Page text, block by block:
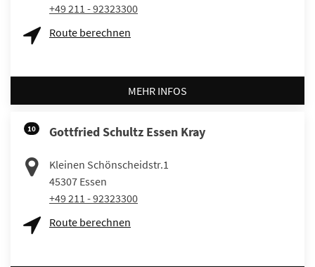
+49 211 - 92323300
Route berechnen
MEHR INFOS
10 Gottfried Schultz Essen Kray
Kleinen Schönscheidstr.1
45307 Essen
+49 211 - 92323300
Route berechnen